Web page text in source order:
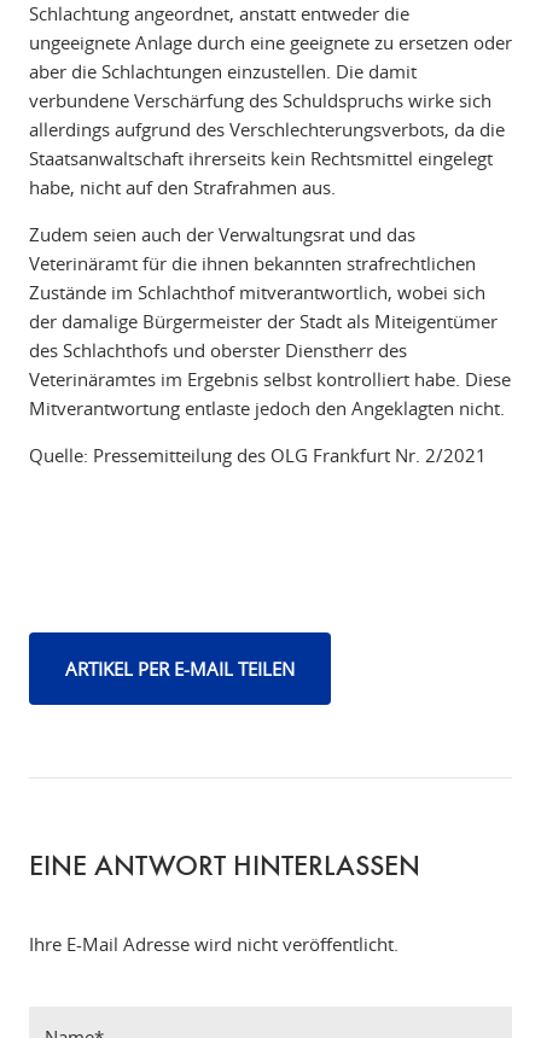
Schlachtung angeordnet, anstatt entweder die
ungeeignete Anlage durch eine geeignete zu ersetzen oder
aber die Schlachtungen einzustellen. Die damit
verbundene Verschärfung des Schuldspruchs wirke sich
allerdings aufgrund des Verschlechterungsverbots, da die
Staatsanwaltschaft ihrerseits kein Rechtsmittel eingelegt
habe, nicht auf den Strafrahmen aus.
Zudem seien auch der Verwaltungsrat und das
Veterinäramt für die ihnen bekannten strafrechtlichen
Zustände im Schlachthof mitverantwortlich, wobei sich
der damalige Bürgermeister der Stadt als Miteigentümer
des Schlachthofs und oberster Dienstherr des
Veterinäramtes im Ergebnis selbst kontrolliert habe. Diese
Mitverantwortung entlaste jedoch den Angeklagten nicht.
Quelle: Pressemitteilung des OLG Frankfurt Nr. 2/2021
ARTIKEL PER E-MAIL TEILEN
EINE ANTWORT HINTERLASSEN
Ihre E-Mail Adresse wird nicht veröffentlicht.